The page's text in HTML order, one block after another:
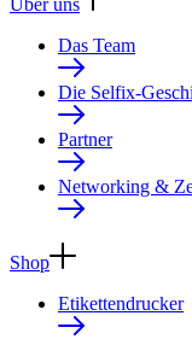
Über uns
Das Team
Die Selfix-
Partner
Networking &
Shop
Etikettendrucker